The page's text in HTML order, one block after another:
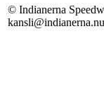
© Indianerna
kansli@indianerna.nu